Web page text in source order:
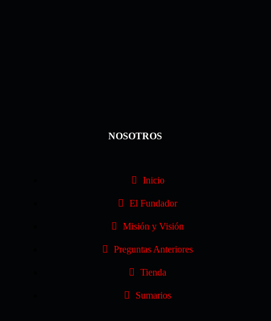
NOSOTROS
Inicio
El Fundador
Misión y Visión
Preguntas Anteriores
Tienda
Sumarios